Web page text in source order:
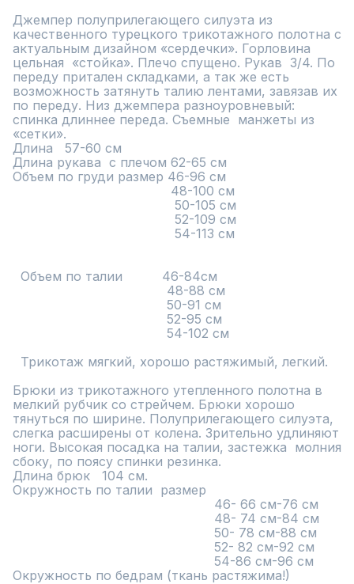
Джемпер полуприлегающего силуэта из
качественного турецкого трикотажного полотна с
актуальным дизайном «сердечки». Горловина
цельная  «стойка». Плечо спущено. Рукав  3/4. По
переду притален складками, а так же есть
возможность затянуть талию лентами, завязав их
по переду. Низ джемпера разноуровневый:
спинка длиннее переда. Съемные  манжеты из
«сетки».
Длина   57-60 см
Длина рукава  с плечом 62-65 см
Объем по груди размер 46-96 см
Брюки из трикотажного утепленного полотна в
мелкий рубчик со стрейчем. Брюки хорошо
тянуться по ширине. Полуприлегающего силуэта,
слегка расширены от колена. Зрительно удлиняют
ноги. Высокая посадка на талии, застежка  молния
сбоку, по поясу спинки резинка.
Длина брюк   104 см.
Окружность по талии  размер
Окружность по бедрам (ткань растяжима!)